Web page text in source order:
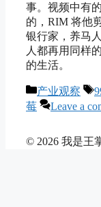
事。视频中有
的，RIM 将他
银行家，养马
人都再用同样
的生活。
Categories
产业观察
莓
Leave a
© 2026 我是王